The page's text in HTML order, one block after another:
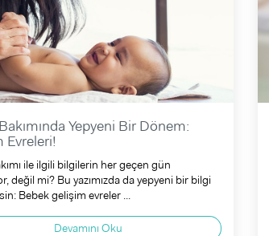
Yepyeni Bir Dönem:
Evreleri!
ile ilgili bilgilerin her geçen gün
değil mi? Bu yazımızda da yepyeni bir bilgi
Bebek gelişim evreler ...
Devamını Oku